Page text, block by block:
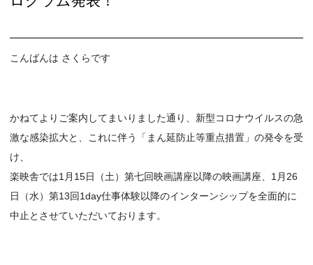
こんばんは さくらです
かねてよりご案内してまいりました通り、新型コロナウイルスの急
激な感染拡大と、これに伴う「まん延防止等重点措置」の発令を受
け、
楽映舎では1月15日（土）第七回映画講座以降の映画講座、1月26
日（水）第13回1day仕事体験以降のインターンシップを全面的に
中止とさせていただいております。